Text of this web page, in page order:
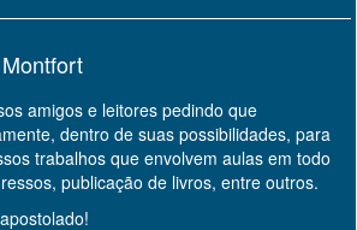
amigos e leitores pedindo que
dentro de suas possibilidades, para
trabalhos que envolvem aulas em todo
publicação de livros, entre outros.